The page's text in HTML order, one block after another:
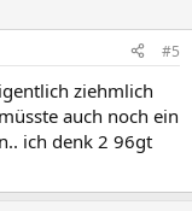
#5
ziehmlich
auch noch ein
ich denk 2 96gt